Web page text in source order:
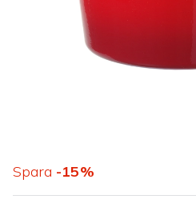
Spara 15%